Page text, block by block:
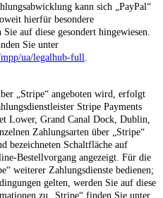
kann sich „PayPal“
hierfür besondere
auf diese gesondert hingewiesen.
Sie unter
ua/legalhub-full
„Stripe“ angeboten wird, erfolgt
Stripe Payments
Lower, Grand Canal Dock, Dublin,
Zahlungsarten über „Stripe“
bezeichneten Schaltfläche auf
Bestellvorgang angezeigt. Für die
weiterer Zahlungsdienste bedienen;
gelten, werden Sie auf diese
zu „Stripe“ finden Sie unter